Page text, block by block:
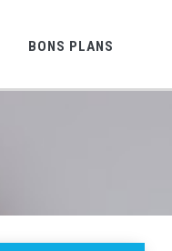
BONS PLANS